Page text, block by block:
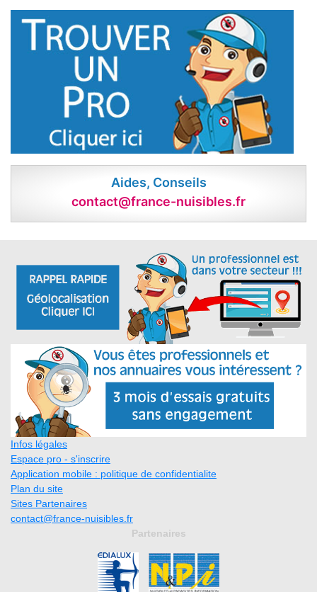
Aides, Conseils
contact@france-nuisibles.fr
Infos légales
Espace pro - s'inscrire
Application mobile : politique de confidentialite
Plan du site
Sites Partenaires
contact@france-nuisibles.fr
Partenaires